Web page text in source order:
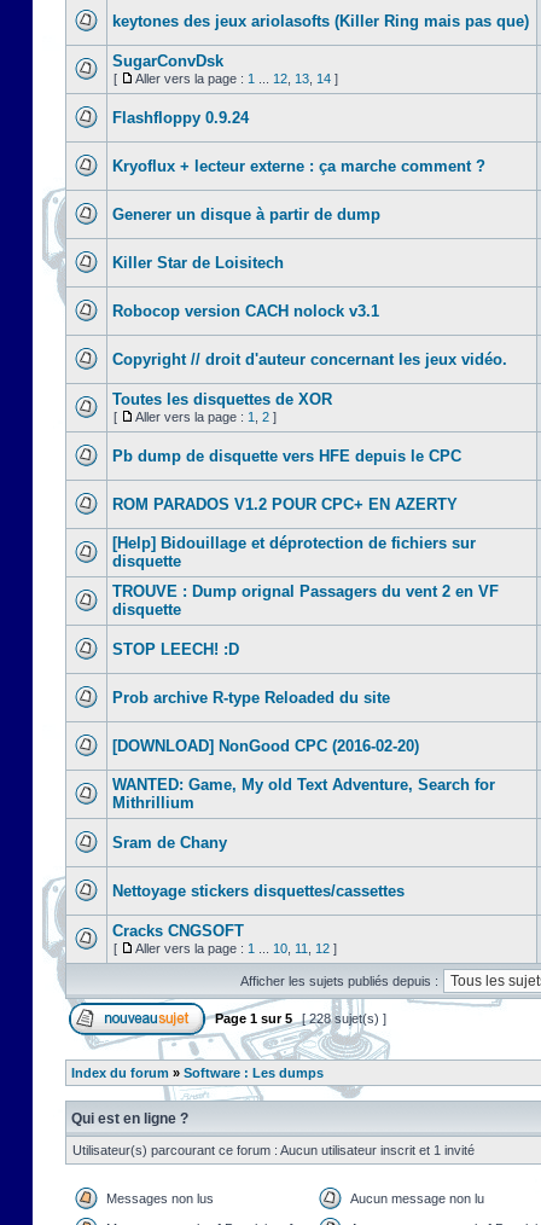
keytones des jeux ariolasofts (Killer Ring mais pas que)
SugarConvDsk
[ Aller vers la page : 1 12 13 14 ]
Flashfloppy 0.9.24
Kryoflux + lecteur externe : ça marche comment ?
Generer un disque à partir de dump
Killer Star de Loisitech
Robocop version CACH nolock v3.1
Copyright // droit d'auteur concernant les jeux vidéo.
Toutes les disquettes de XOR
[ Aller vers la page : 1 2 ]
Pb dump de disquette vers HFE depuis le CPC
ROM PARADOS V1.2 POUR CPC+ EN AZERTY
[Help] Bidouillage et déprotection de fichiers sur
disquette
TROUVE : Dump orignal Passagers du vent 2 en VF
disquette
STOP LEECH! :D
Prob archive R-type Reloaded du site
[DOWNLOAD] NonGood CPC (2016-02-20)
WANTED: Game, My old Text Adventure, Search for
Mithrillium
Sram de Chany
Nettoyage stickers disquettes/cassettes
Cracks CNGSOFT
[ Aller vers la page : 1 10 11 12 ]
Afficher les sujets publiés depuis :
Page 1 sur5 [ 228 sujet(s) ]
Index du forum » Software : Les dumps
Qui est en ligne ?
Utilisateur(s) parcourant ce forum : Aucun utilisateur inscrit et 1 invité
Messages non lus Aucun message non lu